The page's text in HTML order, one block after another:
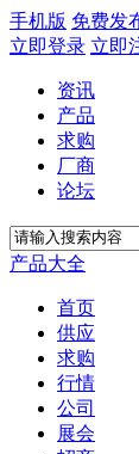
手机版 免费发
立即登录 立即
资讯
产品
求购
厂商
论坛
产品大全
首页
供应
求购
行情
公司
展会